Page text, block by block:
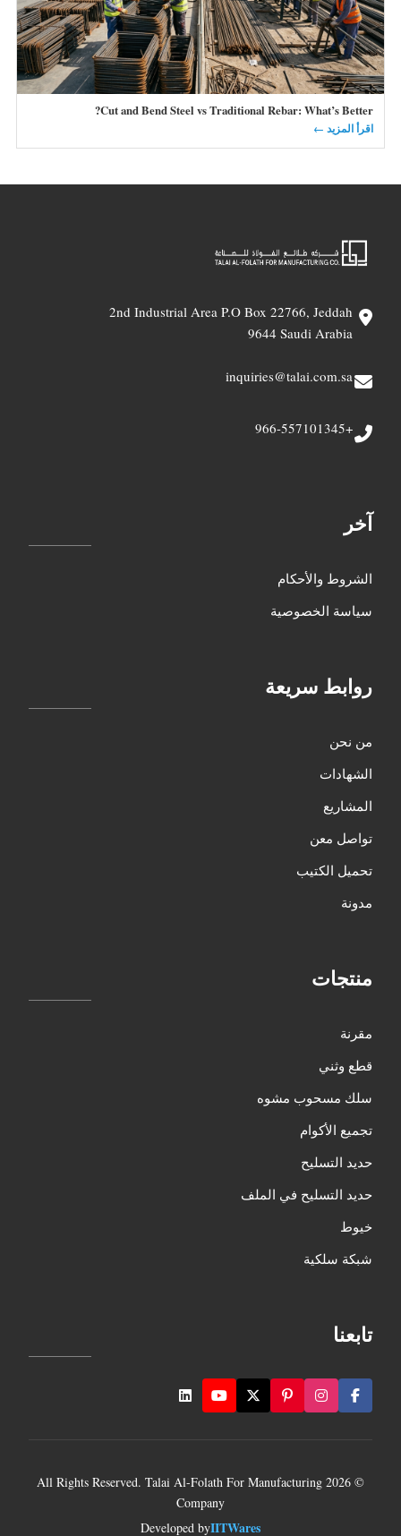
Cut and Bend Steel vs Traditional Rebar: What’s Better?
اقرأ المزيد ←
2nd Industrial Area P.O Box 22766, Jeddah
9644 Saudi Arabia
inquiries@talai.com.sa
+966-557101345
آخر
الشروط والأحكام
سياسة الخصوصية
روابط سريعة
من نحن
الشهادات
المشاريع
تواصل معن
تحميل الكتيب
مدونة
منتجات
مقرنة
قطع وثني
سلك مسحوب مشوه
تجميع الأكوام
حديد التسليح
حديد التسليح في الملف
خيوط
شبكة سلكية
تابعنا
© 2026 All Rights Reserved. Talai Al-Folath For Manufacturing
Company
Developed byIITWares